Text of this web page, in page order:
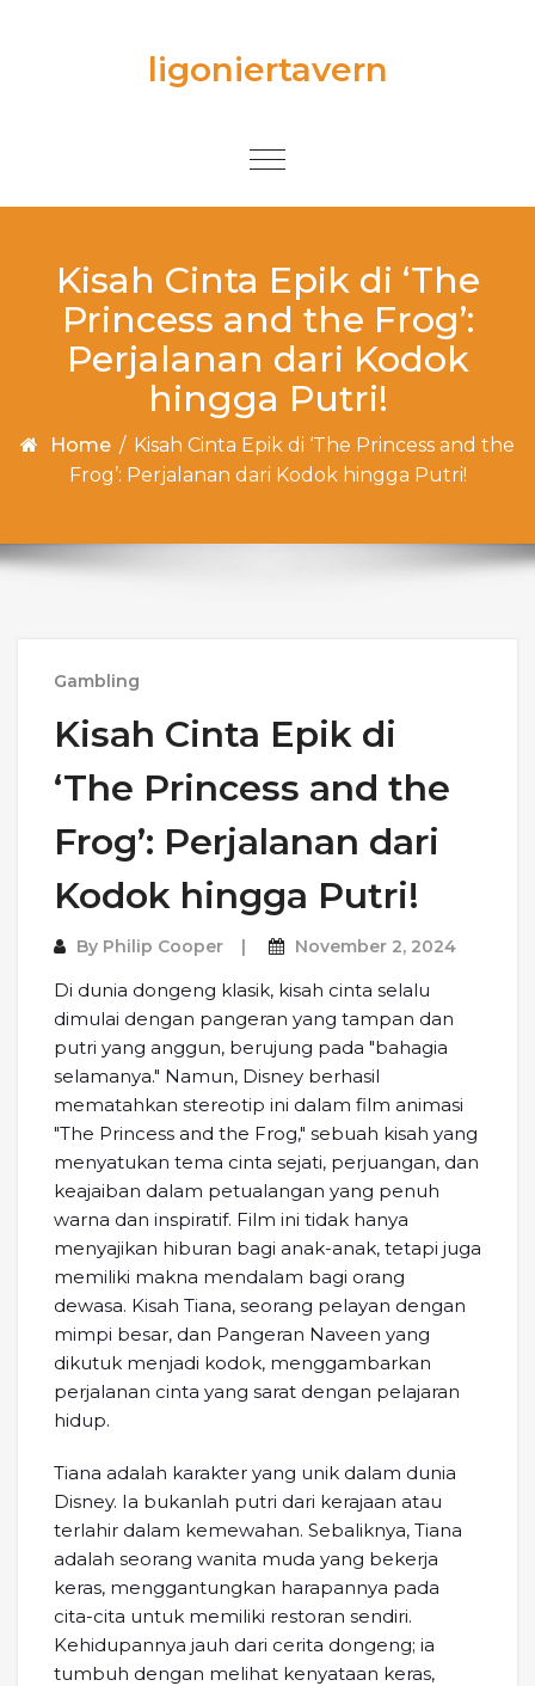
ligoniertavern
Toggle
Kisah Cinta Epik di ‘The
Princess and the Frog’:
Perjalanan dari Kodok
hingga Putri!
Home / Kisah Cinta Epik di ‘The Princess and the
Frog’: Perjalanan dari Kodok hingga Putri!
Gambling
Kisah Cinta Epik di
‘The Princess and the
Frog’: Perjalanan dari
Kodok hingga Putri!
By Philip Cooper November 2, 2024
Di dunia dongeng klasik, kisah cinta selalu
dimulai dengan pangeran yang tampan dan
putri yang anggun, berujung pada "bahagia
selamanya." Namun, Disney berhasil
mematahkan stereotip ini dalam film animasi
"The Princess and the Frog," sebuah kisah yang
menyatukan tema cinta sejati, perjuangan, dan
keajaiban dalam petualangan yang penuh
warna dan inspiratif. Film ini tidak hanya
menyajikan hiburan bagi anak-anak, tetapi juga
memiliki makna mendalam bagi orang
dewasa. Kisah Tiana, seorang pelayan dengan
mimpi besar, dan Pangeran Naveen yang
dikutuk menjadi kodok, menggambarkan
perjalanan cinta yang sarat dengan pelajaran
hidup.
Tiana adalah karakter yang unik dalam dunia
Disney. Ia bukanlah putri dari kerajaan atau
terlahir dalam kemewahan. Sebaliknya, Tiana
adalah seorang wanita muda yang bekerja
keras, menggantungkan harapannya pada
cita-cita untuk memiliki restoran sendiri.
Kehidupannya jauh dari cerita dongeng; ia
tumbuh dengan melihat kenyataan keras,